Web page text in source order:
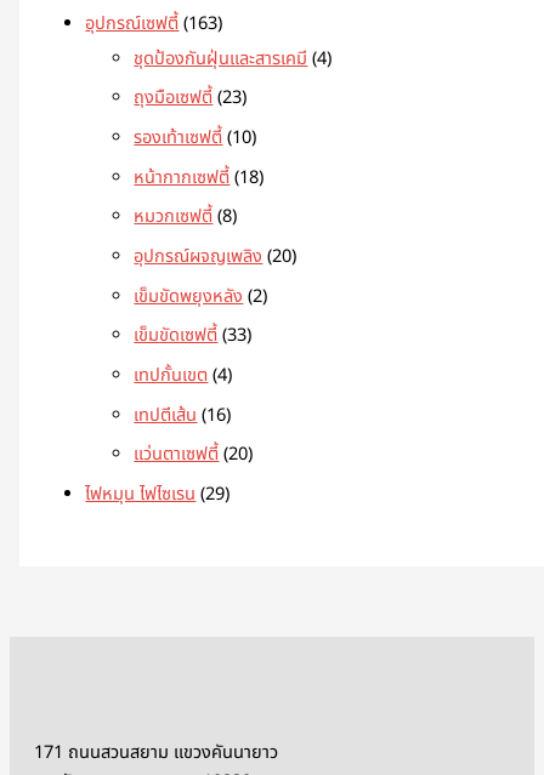
อุปกรณ์เซฟตี้ 163
ชุดป้องกันฝุ่นและสารเคมี 4
ถุงมือเซฟตี้ 23
รองเท้าเซฟตี้ 10
หน้ากากเซฟตี้ 18
หมวกเซฟตี้ 8
อุปกรณ์ผจญเพลิง 20
เข็มขัดพยุงหลัง 2
เข็มขัดเซฟตี้ 33
เทปกั้นเขต 4
เทปตีเส้น 16
แว่นตาเซฟตี้ 20
ไฟหมุน ไฟไซเรน 29
171 ถนนสวนสยาม แขวงคันนายาว